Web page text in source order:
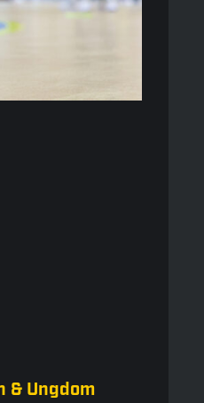
& Ungdom